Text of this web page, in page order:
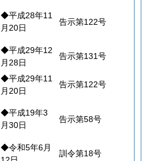
◆平成28年11
月20日
告示第122号
◆平成29年12
月28日
告示第131号
◆平成29年11
月20日
告示第122号
◆平成19年3
月30日
告示第58号
◆令和5年6月
訓令第18号